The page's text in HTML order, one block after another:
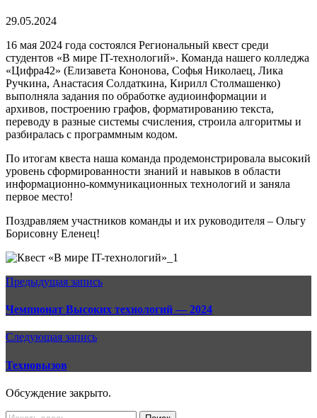
29.05.2024
16 мая 2024 года состоялся Региональный квест среди
студентов «В мире IT-технологий». Команда нашего колледжа
«Цифра42» (Елизавета Кононова, Софья Николаец, Лика
Ручкина, Анастасия Солдаткина, Кирилл Столмашенко)
выполняла задания по обработке аудиоинформации и
архивов, построению графов, форматированию текста,
переводу в разные системы счисления, строила алгоритмы и
разбиралась с программным кодом.
По итогам квеста наша команда продемонстрировала высокий
уровень сформированности знаний и навыков в области
информационно-коммуникационных технологий и заняла
первое место!
Поздравляем участников команды и их руководителя – Ольгу
Борисовну Еленец!
Предыдущая запись
Чемпионат Высоких технологий — 2024
Следующая запись
Техновызов
Обсуждение закрыто.